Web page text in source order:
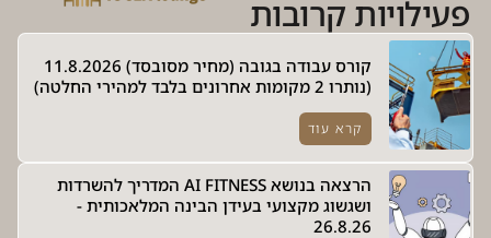
פעילויות קרובות
קורס עבודה בגובה (מחיר מסובסד) 11.8.2026
(נותרו 2 מקומות אחרונים בלבד למהירי החלטה)
קרא עוד
הרצאה בנושא AI FITNESS המדריך להשרדות
ושגשוג מקצועי בעידן הבינה המלאכותית -
26.8.26